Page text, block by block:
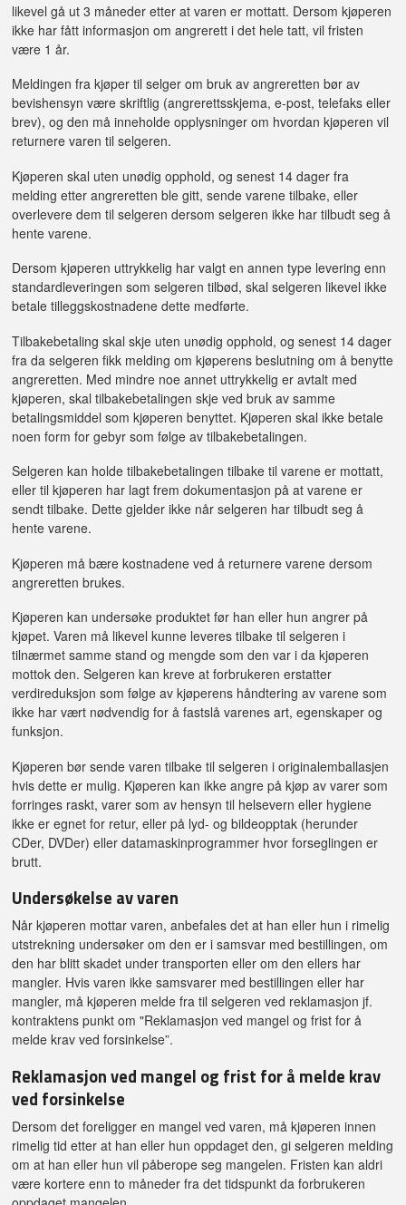
likevel gå ut 3 måneder etter at varen er mottatt. Dersom kjøperen
ikke har fått informasjon om angrerett i det hele tatt, vil fristen
være 1 år.
Meldingen fra kjøper til selger om bruk av angreretten bør av
bevishensyn være skriftlig (angrerettsskjema, e-post, telefaks eller
brev), og den må inneholde opplysninger om hvordan kjøperen vil
returnere varen til selgeren.
Kjøperen skal uten unødig opphold, og senest 14 dager fra
melding etter angreretten ble gitt, sende varene tilbake, eller
overlevere dem til selgeren dersom selgeren ikke har tilbudt seg å
hente varene.
Dersom kjøperen uttrykkelig har valgt en annen type levering enn
standardleveringen som selgeren tilbød, skal selgeren likevel ikke
betale tilleggskostnadene dette medførte.
Tilbakebetaling skal skje uten unødig opphold, og senest 14 dager
fra da selgeren fikk melding om kjøperens beslutning om å benytte
angreretten. Med mindre noe annet uttrykkelig er avtalt med
kjøperen, skal tilbakebetalingen skje ved bruk av samme
betalingsmiddel som kjøperen benyttet. Kjøperen skal ikke betale
noen form for gebyr som følge av tilbakebetalingen.
Selgeren kan holde tilbakebetalingen tilbake til varene er mottatt,
eller til kjøperen har lagt frem dokumentasjon på at varene er
sendt tilbake. Dette gjelder ikke når selgeren har tilbudt seg å
hente varene.
Kjøperen må bære kostnadene ved å returnere varene dersom
angreretten brukes.
Kjøperen kan undersøke produktet før han eller hun angrer på
kjøpet. Varen må likevel kunne leveres tilbake til selgeren i
tilnærmet samme stand og mengde som den var i da kjøperen
mottok den. Selgeren kan kreve at forbrukeren erstatter
verdireduksjon som følge av kjøperens håndtering av varene som
ikke har vært nødvendig for å fastslå varenes art, egenskaper og
funksjon.
Kjøperen bør sende varen tilbake til selgeren i originalemballasjen
hvis dette er mulig. Kjøperen kan ikke angre på kjøp av varer som
forringes raskt, varer som av hensyn til helsevern eller hygiene
ikke er egnet for retur, eller på lyd- og bildeopptak (herunder
CDer, DVDer) eller datamaskinprogrammer hvor forseglingen er
brutt.
Undersøkelse av varen
Når kjøperen mottar varen, anbefales det at han eller hun i rimelig
utstrekning undersøker om den er i samsvar med bestillingen, om
den har blitt skadet under transporten eller om den ellers har
mangler. Hvis varen ikke samsvarer med bestillingen eller har
mangler, må kjøperen melde fra til selgeren ved reklamasjon jf.
kontraktens punkt om "Reklamasjon ved mangel og frist for å
melde krav ved forsinkelse”.
Reklamasjon ved mangel og frist for å melde krav
ved forsinkelse
Dersom det foreligger en mangel ved varen, må kjøperen innen
rimelig tid etter at han eller hun oppdaget den, gi selgeren melding
om at han eller hun vil påberope seg mangelen. Fristen kan aldri
være kortere enn to måneder fra det tidspunkt da forbrukeren